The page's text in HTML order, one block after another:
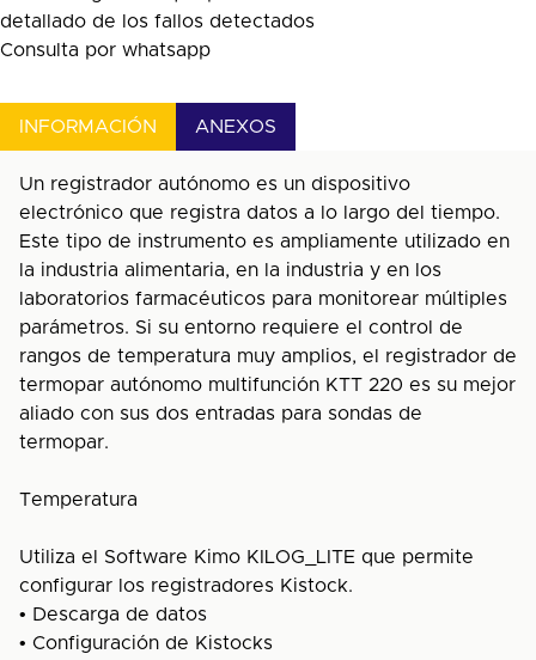
detallado de los fallos detectados
Consulta por whatsapp
INFORMACIÓN ANEXOS
Un registrador autónomo es un dispositivo
electrónico que registra datos a lo largo del tiempo.
Este tipo de instrumento es ampliamente utilizado en
la industria alimentaria, en la industria y en los
laboratorios farmacéuticos para monitorear múltiples
parámetros. Si su entorno requiere el control de
rangos de temperatura muy amplios, el registrador de
termopar autónomo multifunción KTT 220 es su mejor
aliado con sus dos entradas para sondas de
termopar.
Temperatura
Utiliza el Software Kimo KILOG_LITE que permite
configurar los registradores Kistock.
• Descarga de datos
• Configuración de Kistocks